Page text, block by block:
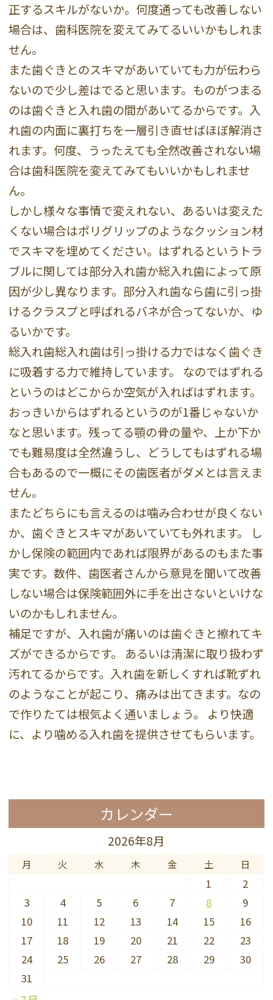
正するスキルがないか。何度通っても改善しない
場合は、歯科医院を変えてみてるいいかもしれま
せん。
また歯ぐきとのスキマがあいていても力が伝わら
ないので少し差はでると思います。ものがつまる
のは歯ぐきと入れ歯の間があいてるからです。入
れ歯の内面に裏打ちを一層引き直せばほぼ解消さ
れます。何度、うったえても全然改善されない場
合は歯科医院を変えてみてもいいかもしれませ
ん。
しかし様々な事情で変えれない、あるいは変えた
くない場合はポリグリップのようなクッション材
でスキマを埋めてください。はずれるというトラ
ブルに関しては部分入れ歯か総入れ歯によって原
因が少し異なります。部分入れ歯なら歯に引っ掛
けるクラスプと呼ばれるバネが合ってないか、ゆ
るいかです。
総入れ歯総入れ歯は引っ掛ける力ではなく歯ぐき
に吸着する力で維持しています。 なのではずれる
というのはどこからか空気が入ればはずれます。
おっきいからはずれるというのが1番じゃないか
なと思います。残ってる顎の骨の量や、上か下か
でも難易度は全然違うし、どうしてもはずれる場
合もあるので一概にその歯医者がダメとは言えま
せん。
またどちらにも言えるのは噛み合わせが良くない
か、歯ぐきとスキマがあいていても外れます。 し
かし保険の範囲内であれば限界があるのもまた事
実です。数件、歯医者さんから意見を聞いて改善
しない場合は保険範囲外に手を出さないといけな
いのかもしれません。
補足ですが、入れ歯が痛いのは歯ぐきと擦れてキ
ズができるからです。 あるいは清潔に取り扱わず
汚れてるからです。入れ歯を新しくすれば靴ずれ
のようなことが起こり、痛みは出てきます。なの
で作りたては根気よく通いましょう。 より快適
に、より噛める入れ歯を提供させてもらいます。
カレンダー
2026年8月
月 火 水 木 金 土 日
1
2
3
4 5 6 7 8
9
10
11 12 13 14 15
16
17
18 19 20 21 22
23
24
25 26 27 28 29
30
31